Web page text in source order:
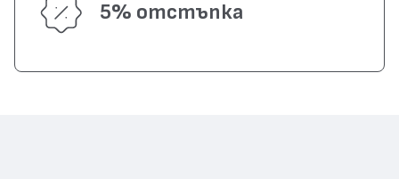
5% отстъпка